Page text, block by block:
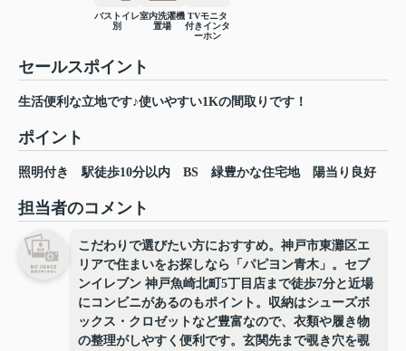
バストイレ
別
室内洗濯機
置場
TVモニタ
付きインタ
ーホン
セールスポイント
生活便利な立地です♪使いやすい1Kの間取りです！
ポイント
照明付き 駅徒歩10分以内 BS 緑豊かな住宅地 陽当り良好
担当者のコメント
こだわりで選びたい方におすすめ。神戸市東灘区エ
リアで住まいをお探しなら「パピヨン青木」。セブ
ンイレブン 神戸魚崎北町5丁目店まで徒歩7分と近場
にコンビニがあるのもポイント。収納はシューズボ
ックス・クロゼットなど豊富なので、衣類や履き物
の整理がしやすく便利です。玄関先まで覗き穴を覗